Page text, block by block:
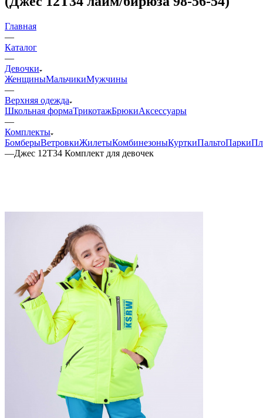
Главная
—
Каталог
—
Девочки
ЖенщиныМальчикиМужчины
—
Верхняя одежда
Школьная формаТрикотажБрюкиАксессуары
—
Комплекты
БомберыВетровкиЖилетыКомбинезоныКурткиПальтоПарки
—Джес 12Т34 Комплект для девочек